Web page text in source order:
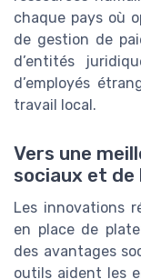
chaque pays où
de gestion de
d’entités
d’employés
travail local.
Vers une
sociaux et
Les innovations
en place de
des avantages
outils aident les